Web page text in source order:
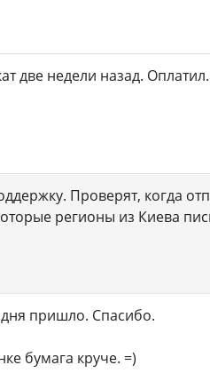
две недели назад.
Проверят, когда
регионы из Киева
пришло. Спасибо.
бумага круче. =)